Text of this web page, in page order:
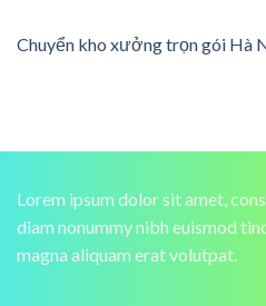
Chuyển kho xưởng trọn gói Hà
Lorem ipsum dolor sit amet,
diam nonummy nibh euismod
magna aliquam erat volutpat.